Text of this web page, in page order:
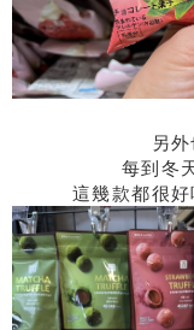
另
每到冬
這幾款都很